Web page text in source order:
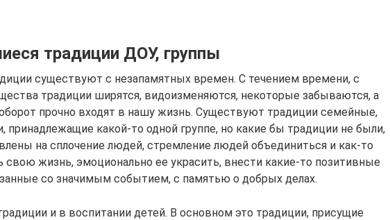
традиции ДОУ, группы
существуют с незапамятных времен. С течением времени, с
традиции ширятся, видоизменяются, некоторые забываются, а
прочно входят в нашу жизнь. Существуют традиции семейные,
принадлежащие какой-то одной группе, но какие бы традиции не были,
на сплочение людей, стремление людей объединиться и как-то
свою жизнь, эмоционально ее украсить, внести какие-то позитивные
со значимым событием, с памятью о добрых делах.
и в воспитании детей. В основном это традиции, присущие